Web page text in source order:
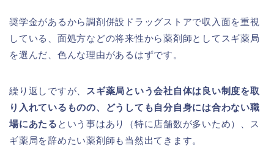
奨学金があるから調剤併設ドラッグストアで収入面を重視
している、面処方などの将来性から薬剤師としてスギ薬局
を選んだ、色んな理由があるはずです。
繰り返しですが、
スギ薬局という会社自体は良い制度を取
り入れているものの、どうしても自分自身には合わない職
場にあたる という事はあり（特に店舗数が多いため）、ス
ギ薬局を辞めたい薬剤師も当然出てきます。